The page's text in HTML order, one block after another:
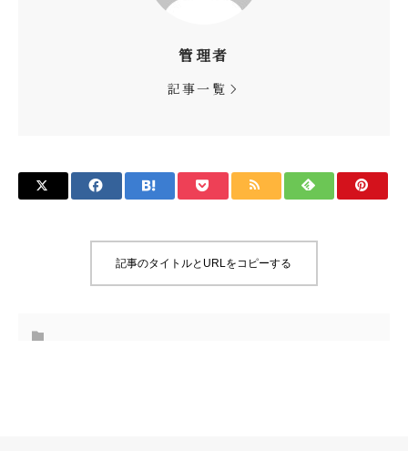
管理者
記事一覧
記事のタイトルとURLをコピーする